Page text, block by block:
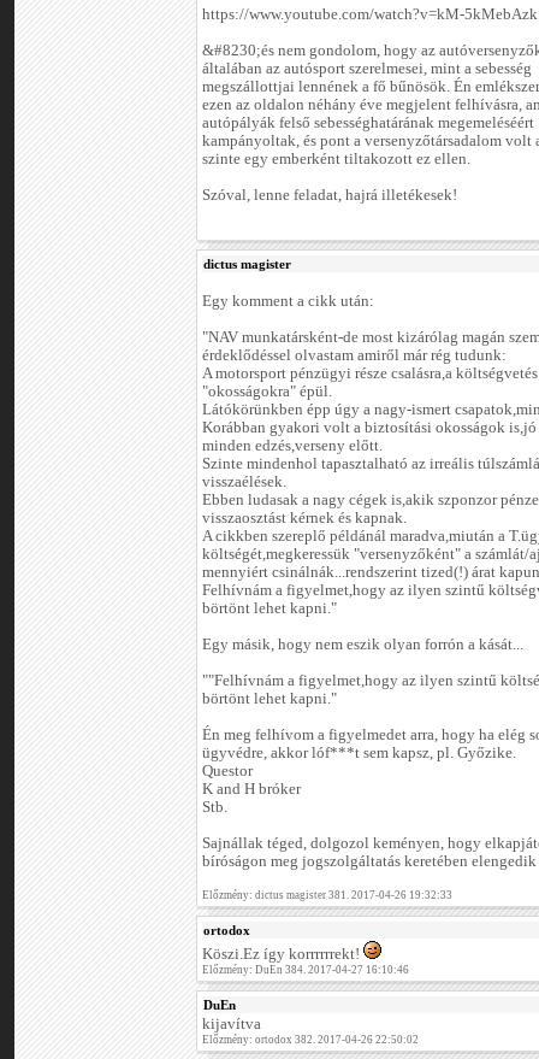
https://www.youtube.com/watch?v=kM-5kMebAzk
&#8230;és nem gondolom, hogy az
általában az autósport szerelmesei, mint a sebesség
megszállottjai lennének a fő bűnösök. Én
ezen az oldalon néhány éve megjelent felhívásra,
autópályák felső sebességhatárának megemeléséért
kampányoltak, és pont a versenyzőtársadalom volt
szinte egy emberként tiltakozott ez ellen.
Szóval, lenne feladat, hajrá illetékesek!
dictus magister
Egy komment a cikk után:
"NAV munkatársként-de most kizárólag magán
érdeklődéssel olvastam amiről már rég tudunk:
A motorsport pénzügyi része csalásra,a költségvetés
"okosságokra" épül.
Látókörünkben épp úgy a nagy-ismert
Korábban gyakori volt a biztosítási okosságok
minden edzés,verseny előtt.
Szinte mindenhol tapasztalható az irreális
visszaélések.
Ebben ludasak a nagy cégek is,akik szponzor
visszaosztást kérnek és kapnak.
A cikkben szereplő példánál maradva,miután a
költségét,megkeressük "versenyzőként" a
mennyiért csinálnák...rendszerint tized(!) árat
Felhívnám a figyelmet,hogy az ilyen szintű
börtönt lehet kapni."
Egy másik, hogy nem eszik olyan forrón a kását...
""Felhívnám a figyelmet,hogy az ilyen szintű
börtönt lehet kapni."
Én meg felhívom a figyelmedet arra, hogy ha elég
ügyvédre, akkor lóf***t sem kapsz, pl. Győzike.
Questor
K and H bróker
Stb.
Sajnállak téged, dolgozol keményen, hogy
bíróságon meg jogszolgáltatás keretében
Előzmény: dictus magister 381. 2017-04-26 19:32:33
ortodox
Köszi.Ez így korrrrrrekt!
Előzmény: DuEn 384. 2017-04-27 16:10:46
DuEn
kijavítva
Előzmény: ortodox 382. 2017-04-26 22:50:02